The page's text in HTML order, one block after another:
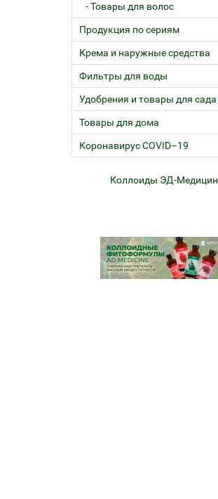
- Товары для волос
Продукция по сериям
Крема и наружные средства
Фильтры для воды
Удобрения и товары для сада
Товары для дома
Коронавирус COVID–19
Коллоиды ЭД-Медицин